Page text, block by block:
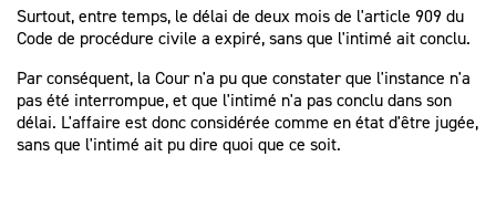
Surtout, entre temps, le délai de deux mois de l'article 909 du
Code de procédure civile a expiré, sans que l'intimé ait conclu.
Par conséquent, la Cour n'a pu que constater que l'instance n'a
pas été interrompue, et que l'intimé n'a pas conclu dans son
délai. L'affaire est donc considérée comme en état d'être jugée,
sans que l'intimé ait pu dire quoi que ce soit.